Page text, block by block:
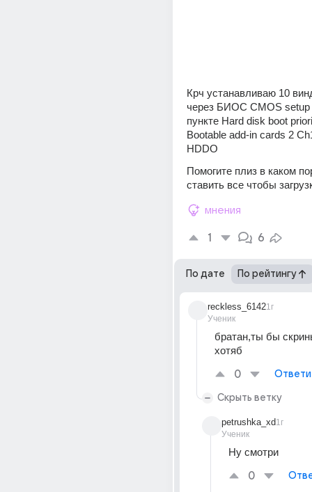
Крч устанавливаю 10
через БИОС CMOS setup
пункте Hard disk boot
Bootable add-in cards 2
HDDO
Помогите плиз в каком
ставить все чтобы
мнения
1 6
По дате По рейтингу
reckless_6142
Ученик
1г
братан,ты бы
хотяб
0
Скрыть ветку
petrushka_xd
Ученик
1г
Ну смотри
0